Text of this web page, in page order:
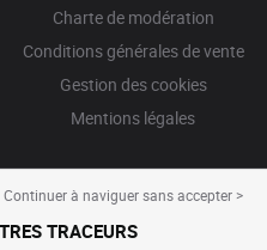
Charte de modération
Conditions générales de vente
Gestion des cookies
Mentions légales
Continuer à naviguer sans accepter >
TRACEURS